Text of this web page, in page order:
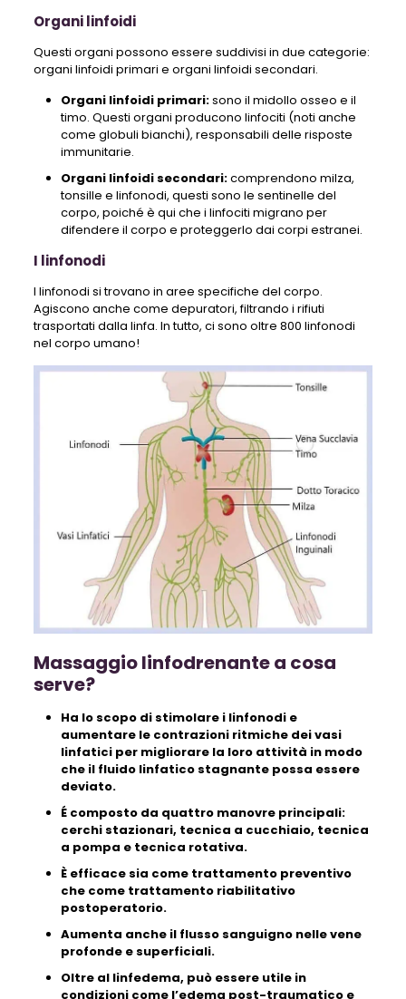
Organi linfoidi
Questi organi possono essere suddivisi in due categorie:
organi linfoidi primari e organi linfoidi secondari.
Organi linfoidi primari:sono il midollo osseo e il
timo. Questi organi producono linfociti (noti anche
come globuli bianchi), responsabili delle risposte
immunitarie.
Organi linfoidi secondari:comprendono milza,
tonsille e linfonodi, questi sono le sentinelle del
corpo, poiché è qui che i linfociti migrano per
difendere il corpo e proteggerlo dai corpi estranei.
I linfonodi
I linfonodi si trovano in aree specifiche del corpo.
Agiscono anche come depuratori, filtrando i rifiuti
trasportati dalla linfa. In tutto, ci sono oltre 800 linfonodi
nel corpo umano!
Massaggio linfodrenante a cosa
serve?
Ha lo scopo di stimolare i linfonodi e
aumentare le contrazioni ritmiche dei vasi
linfatici per migliorare la loro attività in modo
che il fluido linfatico stagnante possa essere
deviato.
É composto da quattro manovre principali:
cerchi stazionari, tecnica a cucchiaio, tecnica
a pompa e tecnica rotativa.
È efficace sia come trattamento preventivo
che come trattamento riabilitativo
postoperatorio.
Aumenta anche il flusso sanguigno nelle vene
profonde e superficiali.
Oltre al linfedema, può essere utile in
condizioni come l’edema post-traumatico e